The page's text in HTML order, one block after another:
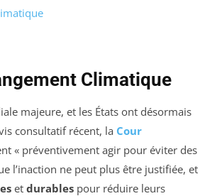
Climatique
majeure, et les États ont désormais
consultatif récent, la Cour
« préventivement agir pour éviter des
l’inaction ne peut plus être justifiée, et
et durables pour réduire leurs